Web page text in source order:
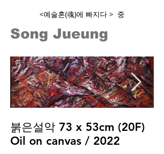
<예술혼(魂)에 빠지다 > 중
Song Jueung
붉은설악 73 x 53cm (20F)
Oil on canvas / 2022